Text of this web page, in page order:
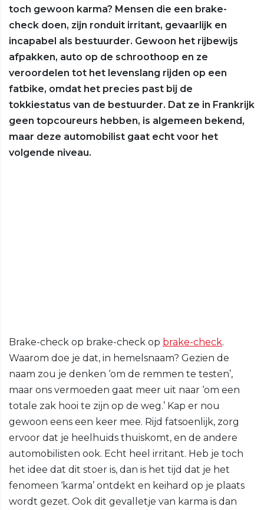
toch gewoon karma? Mensen die een brake-
check doen, zijn ronduit irritant, gevaarlijk en
incapabel als bestuurder. Gewoon het rijbewijs
afpakken, auto op de schroothoop en ze
veroordelen tot het levenslang rijden op een
fatbike, omdat het precies past bij de
tokkiestatus van de bestuurder. Dat ze in Frankrijk
geen topcoureurs hebben, is algemeen bekend,
maar deze automobilist gaat echt voor het
volgende niveau.
Brake-check op brake-check op brake-check.
Waarom doe je dat, in hemelsnaam? Gezien de
naam zou je denken ‘om de remmen te testen’,
maar ons vermoeden gaat meer uit naar ‘om een
totale zak hooi te zijn op de weg.’ Kap er nou
gewoon eens een keer mee. Rijd fatsoenlijk, zorg
ervoor dat je heelhuids thuiskomt, en de andere
automobilisten ook. Echt heel irritant. Heb je toch
het idee dat dit stoer is, dan is het tijd dat je het
fenomeen ‘karma’ ontdekt en keihard op je plaats
wordt gezet. Ook dit gevalletje van karma is dan